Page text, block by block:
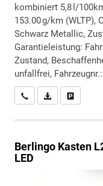
kombiniert 5,8 l/
153.00 g/km (WLTP),
Schwarz Metallic,
Garantieleistung:
Zustand,
unfallfrei,
Wir rufen Sie an
PDF-Datei,
Berlingo Kasten
LED